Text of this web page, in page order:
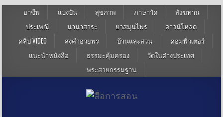
อาชีพ แบ่งปัน สุขภาพ ภาษาวัด
สังฆทาน
ประเพณี
นานาสาระ ยาสมุนไพร
ดาวน์โหลด
คลิป VIDEO
ส่งคำอวยพร บ้านและสวน
คอมพิวเตอร์
แนะนำหนังสือ
ธรรมะคุ้มครอง
วัดในต่างประเทศ
พระสายกรรมฐาน